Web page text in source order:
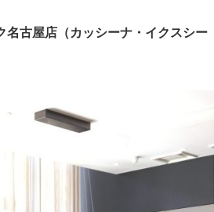
古屋店（カッシーナ・イクスシー